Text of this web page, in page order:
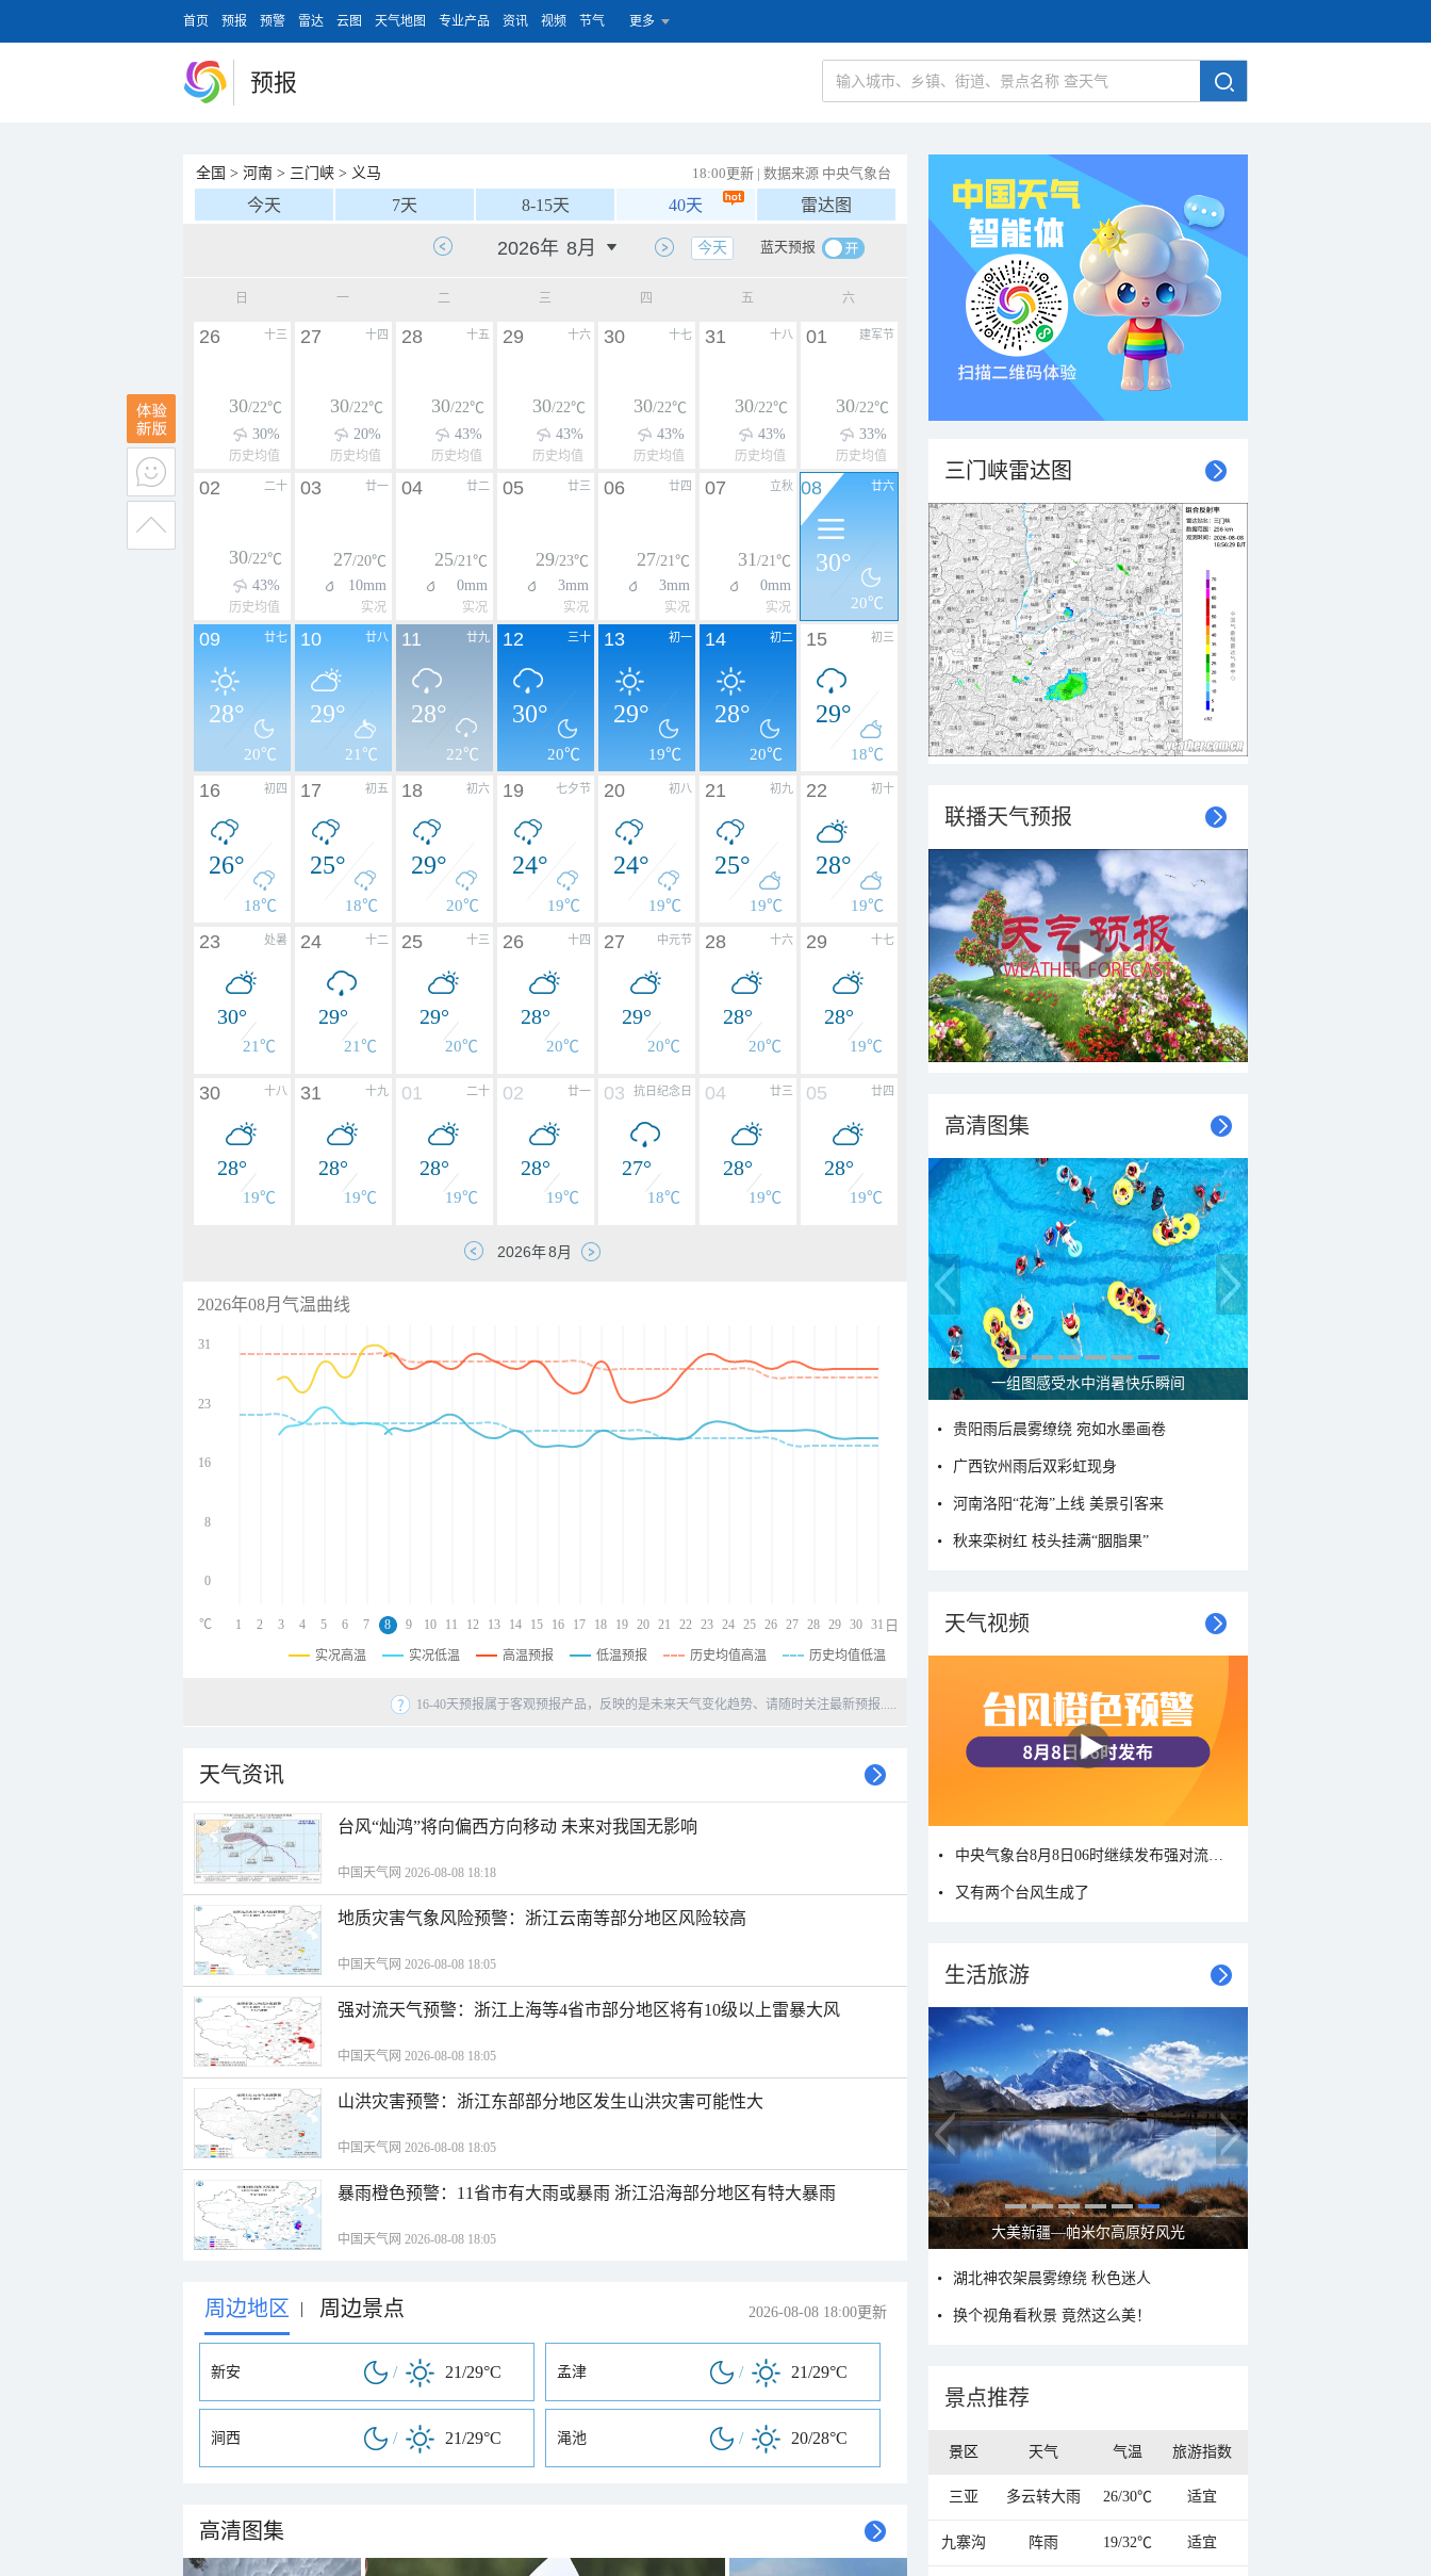
首页 预报 预警 雷达 云图 天气地图 专业产品 资讯 视频 节气 更多
预报
全国 > 河南 > 三门峡 > 义马 18:00更新 | 数据来源 中央气象台
今天 7天 8-15天 40天 雷达图
蓝天预报
今天
日 一 二 三 四 五 六
十三
26
30/22℃
30%
历史均值
十四
27
30/22℃
20%
历史均值
十五
28
30/22℃
43%
历史均值
十六
29
30/22℃
43%
历史均值
十七
30
30/22℃
43%
历史均值
十八
31
30/22℃
43%
历史均值
建军节
01
30/22℃
33%
历史均值
二十
02
30/22℃
43%
历史均值
廿一
03
27/20℃
10mm
实况
廿二
04
25/21℃
0mm
实况
廿三
05
29/23℃
3mm
实况
廿四
06
27/21℃
3mm
实况
立秋
07
31/21℃
0mm
实况
廿六
08
30°
20℃
廿七
09
28°
20℃
廿八
10
29°
21℃
廿九
11
28°
22℃
三十
12
30°
20℃
初一
13
29°
19℃
初二
14
28°
20℃
初三
15
29°
18℃
初四
16
26°
18℃
初五
17
25°
18℃
初六
18
29°
20℃
七夕节
19
24°
19℃
初八
20
24°
19℃
初九
21
25°
19℃
初十
22
28°
19℃
处暑
23
30°
21℃
十二
24
29°
21℃
十三
25
29°
20℃
十四
26
28°
20℃
中元节
27
29°
20℃
十六
28
28°
20℃
十七
29
28°
19℃
十八
30
28°
19℃
十九
31
28°
19℃
二十
01
28°
19℃
廿一
02
28°
19℃
抗日纪念日
03
27°
18℃
廿三
04
28°
19℃
廿四
05
28°
19℃
2026年08月气温曲线
31
23
16
8
0
1 2 3 4 5 6 7 8 9 10 11 12 13 14 15 16 17 18 19 20 21 22 23 24 25 26 27 28 29 30 31
℃ 日
实况高温 实况低温 高温预报 低温预报 历史均值高温 历史均值低温
16-40天预报属于客观预报产品，反映的是未来天气变化趋势、请随时关注最新预报.....
天气资讯
台风“灿鸿”将向偏西方向移动 未来对我国无影响
中国天气网 2026-08-08 18:18
地质灾害气象风险预警：浙江云南等部分地区风险较高
中国天气网 2026-08-08 18:05
强对流天气预警：浙江上海等4省市部分地区将有10级以上雷暴大风
中国天气网 2026-08-08 18:05
山洪灾害预警：浙江东部部分地区发生山洪灾害可能性大
中国天气网 2026-08-08 18:05
暴雨橙色预警：11省市有大雨或暴雨 浙江沿海部分地区有特大暴雨
中国天气网 2026-08-08 18:05
周边地区 | 周边景点 2026-08-08 18:00更新
新安 / 21/29°C 孟津 / 21/29°C
涧西 / 21/29°C 渑池 / 20/28°C
高清图集
三门峡雷达图
联播天气预报
高清图集
一组图感受水中消暑快乐瞬间
贵阳雨后晨雾缭绕 宛如水墨画卷
广西钦州雨后双彩虹现身
河南洛阳“花海”上线 美景引客来
秋来栾树红 枝头挂满“胭脂果”
天气视频
又有两个台风生成了
生活旅游
大美新疆—帕米尔高原好风光
湖北神农架晨雾缭绕 秋色迷人
换个视角看秋景 竟然这么美！
景点推荐
景区 天气 气温 旅游指数
三亚 多云转大雨 26/30℃ 适宜
九寨沟 阵雨 19/32℃ 适宜